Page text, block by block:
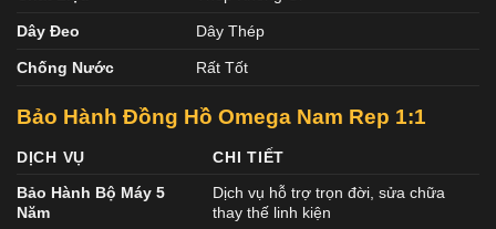
Dây Đeo Dây Thép
Chống Nước Rất Tốt
Bảo Hành Đồng Hồ Omega Nam Rep 1:1
DỊCH VỤ
CHI TIẾT
Bảo Hành Bộ Máy 5
Năm
Dịch vụ hỗ trợ trọn đời, sửa chữa
thay thế linh kiện